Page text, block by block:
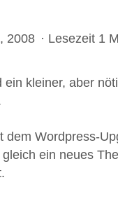
2008 · Lesezeit 1
ein kleiner, aber
dem Wordpress-
ein neues